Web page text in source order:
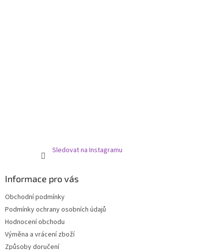
Sledovat na Instagramu
Informace pro vás
Obchodní podmínky
Podmínky ochrany osobních údajů
Hodnocení obchodu
Výměna a vrácení zboží
Způsoby doručení